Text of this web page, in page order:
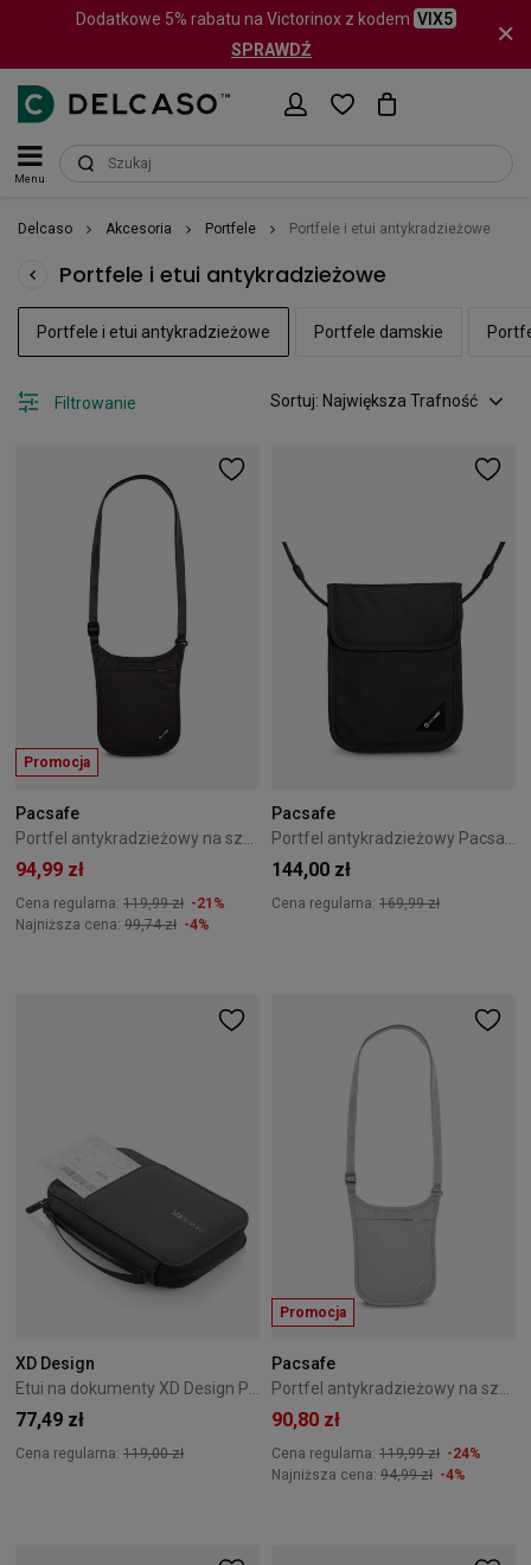
Dodatkowe 5% rabatu na Victorinox z kodem VIX5
SPRAWDŹ
Menu
Delcaso Akcesoria Portfele Portfele i etui antykradzieżowe
Portfele i etui antykradzieżowe
Portfele i etui antykradzieżowe Portfele damskie
Sortuj: Największa Trafność
Filtrowanie
Promocja
Pacsafe
94,99 zł
Cena regularna: 119,99 zł -21%
Najniższa cena: 99,74 zł -4%
Pacsafe
144,00 zł
Cena regularna: 169,99 zł
XD Design
Etui na dokumenty XD Design Passport Holder Black
77,49 zł
Cena regularna: 119,00 zł
Promocja
Pacsafe
Portfel antykradzieżowy na szyję Coversafe V75 Szary
90,80 zł
Cena regularna: 119,99 zł -24%
Najniższa cena: 94,99 zł -4%